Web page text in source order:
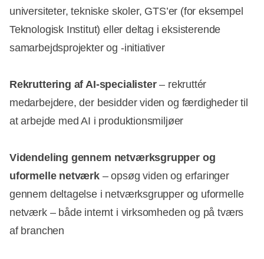
universiteter, tekniske skoler, GTS’er (for eksempel
Teknologisk Institut) eller deltag i eksisterende
samarbejdsprojekter og -initiativer
Rekruttering af AI-specialister– rekruttér
medarbejdere, der besidder viden og færdigheder til
at arbejde med AI i produktionsmiljøer
Videndeling gennem netværksgrupper og
uformelle netværk – opsøg viden og erfaringer
gennem deltagelse i netværksgrupper og uformelle
netværk – både internt i virksomheden og på tværs
af branchen